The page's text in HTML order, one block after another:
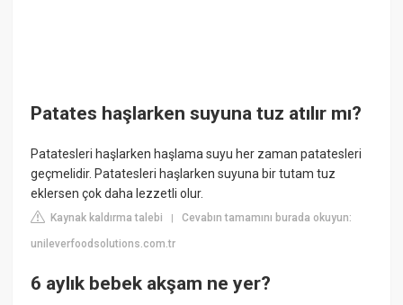
Patates haşlarken suyuna tuz atılır mı?
Patatesleri haşlarken haşlama suyu her zaman patatesleri
geçmelidir. Patatesleri haşlarken suyuna bir tutam tuz
eklersen çok daha lezzetli olur.
Kaynak kaldırma talebi |Cevabın tamamını burada okuyun:
unileverfoodsolutions.com.tr
6 aylık bebek akşam ne yer?